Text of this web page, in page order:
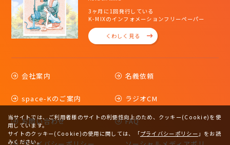
3ヶ月に1回発行している
K-MIXのインフォメーションフリーペーパー
くわしく見る
会社案内 名義依頼
space-Kのご案内 ラジオCM
お問い合わせ FAQ
当サイトでは、ご利用者様のサイトの利便性向上のため、クッキー(Cookie)を使
用しています。
サイトのクッキー(Cookie)の使用に関しては、
「プライバシーポリシー 」をお読
みください。